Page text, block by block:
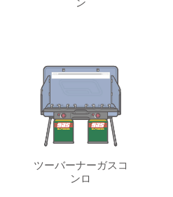
ン
ツーバーナーガスコ
ンロ